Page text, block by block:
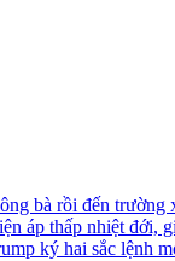
bà rồi đến trường
áp thấp nhiệt đới,
ký hai sắc lệnh